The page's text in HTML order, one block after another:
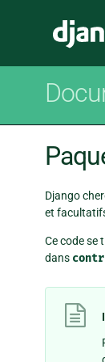
Django
et
Ce code se
dans